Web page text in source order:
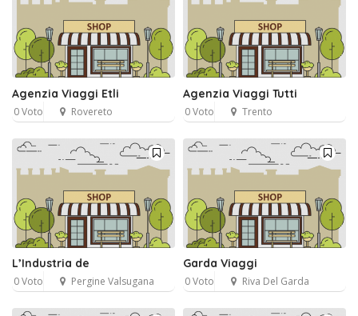
Agenzia Viaggi Etli
0 Voto Rovereto
Agenzia Viaggi Tutti
0 Voto Trento
L’Industria de
0 Voto Pergine Valsugana
Garda Viaggi
0 Voto Riva Del Garda